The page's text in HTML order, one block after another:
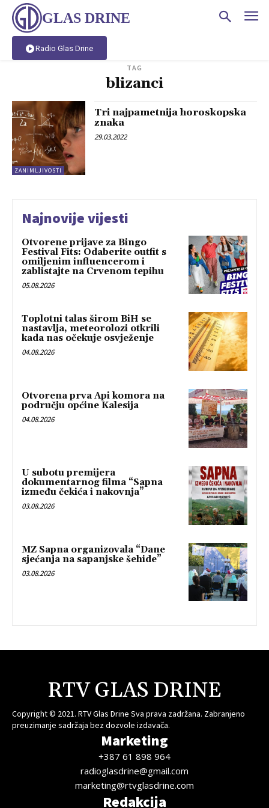
GLAS DRINE
Radio Glas Drine
TAG
blizanci
ZANIMLJIVOSTI
Tri najpametnija horoskopska
znaka
29.03.2022
Najnovije vijesti
Otvorene prijave za Bingo
Festival Fits: Odaberite outfit s
omiljenim influencerom i
zablistajte na Crvenom tepihu
05.08.2026
Toplotni talas širom BiH se
nastavlja, meteorolozi otkrili
kada nas očekuje osvježenje
04.08.2026
Otvorena prva Api komora na
području općine Kalesija
04.08.2026
U subotu premijera
dokumentarnog filma “Sapna
između čekića i nakovnja”
03.08.2026
MZ Sapna organizovala “Dane
sjećanja na sapanjske šehide”
03.08.2026
RTV GLAS DRINE
Copyright © 2021. RTV Glas Drine Sva prava zadržana. Zabranjeno
preuzimanje sadržaja bez dozvole izdavača.
Marketing
+387 61 898 964
radioglasdrine@gmail.com
marketing@rtvglasdrine.com
Redakcija